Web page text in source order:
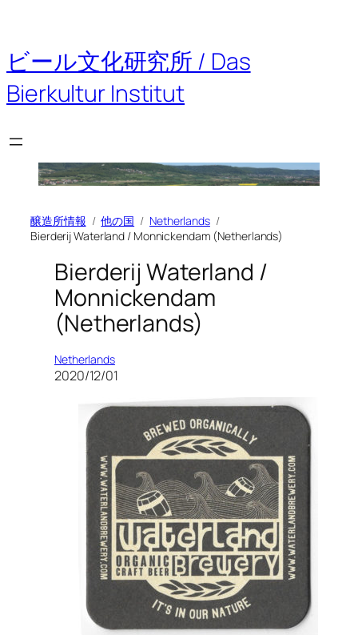
を
ス
キ
ッ
ビール文化研究所 / Das
Bierkultur Institut
醸造所情報 他の国
Netherlands
Bierderij Waterland / Monnickendam (Netherlands)
Bierderij Waterland /
Monnickendam
(Netherlands)
Netherlands
2020/12/01